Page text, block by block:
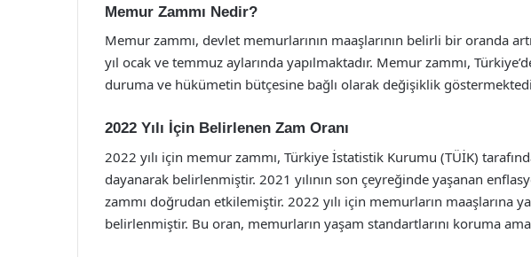
Memur Zammı Nedir?
Memur zammı, devlet memurlarının maaşlarının belirli bir oranda
yıl ocak ve temmuz aylarında yapılmaktadır. Memur zammı,
duruma ve hükümetin bütçesine bağlı olarak değişiklik
2022 Yılı İçin Belirlenen Zam Oranı
2022 yılı için memur zammı, Türkiye İstatistik Kurumu (TÜİK)
dayanarak belirlenmiştir. 2021 yılının son çeyreğinde yaşanan
zammı doğrudan etkilemiştir. 2022 yılı için memurların maaşlarına
belirlenmiştir. Bu oran, memurların yaşam standartlarını koruma